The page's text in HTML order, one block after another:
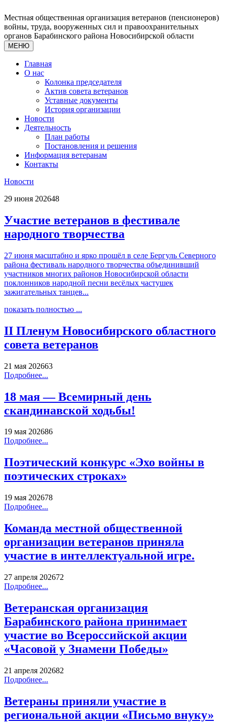
Местная общественная организация ветеранов (пенсионеров)
войны, труда, вооруженных сил и правоохранительных
органов Барабинского района Новосибирской области
МЕНЮ
Главная
О нас
Колонка председателя
Актив совета ветеранов
Уставные документы
История организации
Новости
Деятельность
План работы
Постановления и решения
Информация ветеранам
Контакты
Новости
29 июня 202648
Участие ветеранов в фестивале
народного творчества
27 июня масштабно и ярко прошёл в селе Бергуль Северного
района фестиваль народного творчества объединивший
участников многих районов Новосибирской области
поклонников народной песни весёлых частушек
зажигательных танцев...
показать полностью ...
II Пленум Новосибирского областного
совета ветеранов
21 мая 202663
Подробнее...
18 мая — Всемирный день
скандинавской ходьбы!
19 мая 202686
Подробнее...
Поэтический конкурс «Эхо войны в
поэтических строках»
19 мая 202678
Подробнее...
Команда местной общественной
организации ветеранов приняла
участие в интеллектуальной игре.
27 апреля 202672
Подробнее...
Ветеранская организация
Барабинского района принимает
участие во Всероссийской акции
«Часовой у Знамени Победы»
21 апреля 202682
Подробнее...
Ветераны приняли участие в
региональной акции «Письмо внуку»